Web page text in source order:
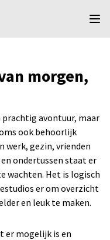
morgen,
prachtig avontuur, maar
ook behoorlijk
werk, gezin, vrienden
ondertussen staat er
wachten. Het is logisch
er om overzicht
en leuk te maken.
er mogelijk is en